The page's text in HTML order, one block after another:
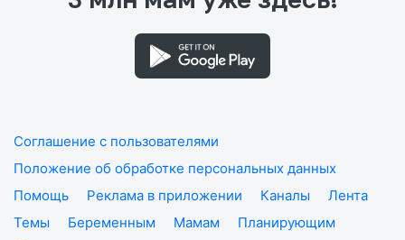
Соглашение с пользователями
Положение об обработке персональных данных
Помощь
Реклама в приложении Каналы
Лента
Темы
Беременным Мамам
Планирующим